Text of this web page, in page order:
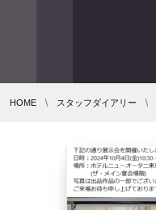
HOME スタッフダイアリー